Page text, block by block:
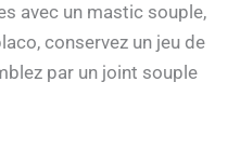
avec un mastic souple,
conservez un jeu de
par un joint souple